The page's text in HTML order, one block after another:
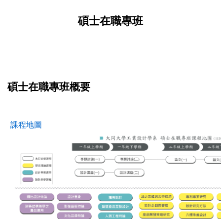
碩士在職專班
碩士在職專班概要
課程地圖